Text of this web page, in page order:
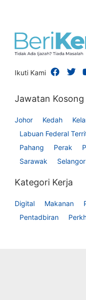
Ikuti Kami
Jawatan Kosong
Johor Kedah
Labuan Federal
Pahang
Perak
Sarawak
Selangor
Kategori Kerja
Digital Makanan
Pentadbiran